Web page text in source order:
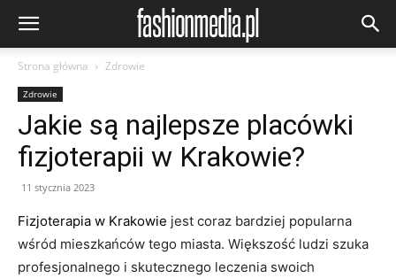
Strona główna Zdrowie
Zdrowie
Jakie są najlepsze placówki
fizjoterapii w Krakowie?
11 stycznia 2023
Fizjoterapia w Krakowie jest coraz bardziej popularna
wśród mieszkańców tego miasta. Większość ludzi szuka
profesjonalnego i skutecznego leczenia swoich